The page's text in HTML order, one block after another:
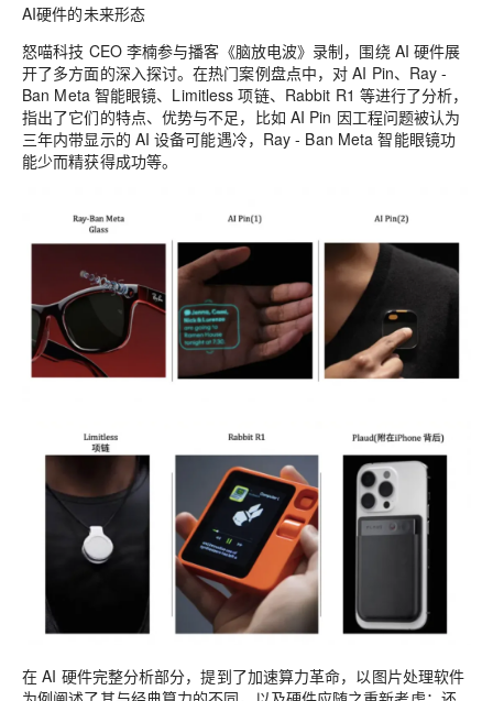
AI硬件的未来形态
怒喵科技 CEO 李楠参与播客《脑放电波》录制，围绕 AI 硬件展
开了多方面的深入探讨。在热门案例盘点中，对 AI Pin、Ray -
Ban Meta 智能眼镜、Limitless 项链、Rabbit R1 等进行了分析，
指出了它们的特点、优势与不足，比如 AI Pin 因工程问题被认为
三年内带显示的 AI 设备可能遇冷，Ray - Ban Meta 智能眼镜功
能少而精获得成功等。
在 AI 硬件完整分析部分，提到了加速算力革命，以图片处理软件